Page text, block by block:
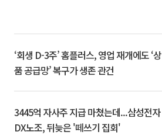
‘회생 D-3주’ 홈플러스, 영업 재개에도 ‘상
품 공급망’ 복구가 생존 관건
3445억 자사주 지급 마쳤는데...삼성전자
DX노조, 뒤늦은 '떼쓰기 집회'